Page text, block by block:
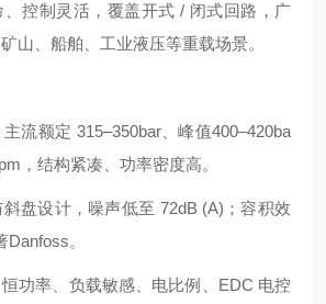
控制灵活，覆盖开式 / 闭式回路，广
山、船舶、工业液压等重载场景。
流额定 315–350bar、峰值400–420ba
，结构紧凑、功率密度高。
盘设计，噪声低至 72dB (A)；容积效
。
功率、负载敏感、电比例、EDC 电控